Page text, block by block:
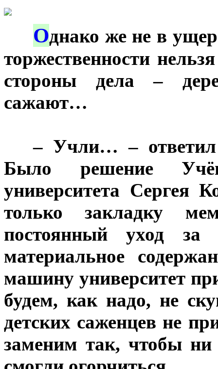
Однако же не в
торжественности
стороны дела –
сажают…
***– Учли… –
Было решение
университета Сергея
только закладку
постоянный уход
материальное
машину университет
будем, как надо, не
детских саженцев не
заменим так, чтобы